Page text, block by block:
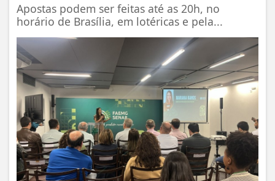
Apostas podem ser feitas até as 20h, no
horário de Brasília, em lotéricas e pela...